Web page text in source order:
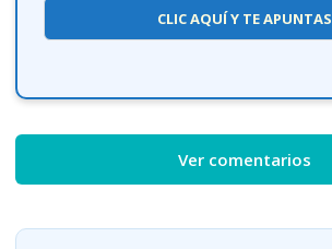
CLIC AQUÍ Y TE APUNTAS
Ver comentarios